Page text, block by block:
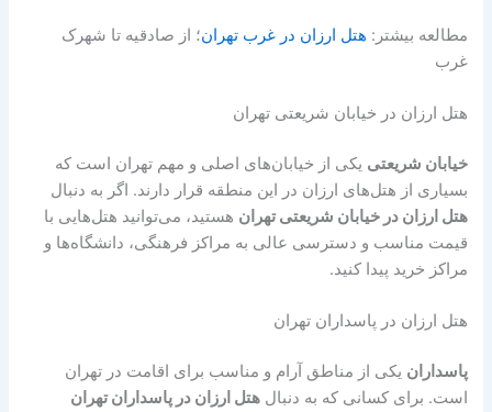
مطالعه بیشتر: هتل ارزان در غرب تهران؛ از صادقیه تا شهرک
غرب
هتل ارزان در خیابان شریعتی تهران
خیابان شریعتی یکی از خیابان‌های اصلی و مهم تهران است که
بسیاری از هتل‌های ارزان در این منطقه قرار دارند. اگر به دنبال
هتل ارزان در خیابان شریعتی تهران هستید، می‌توانید هتل‌هایی با
قیمت مناسب و دسترسی عالی به مراکز فرهنگی، دانشگاه‌ها و
مراکز خرید پیدا کنید.
هتل ارزان در پاسداران تهران
پاسداران یکی از مناطق آرام و مناسب برای اقامت در تهران
است. برای کسانی که به دنبالهتل ارزان در پاسداران تهران